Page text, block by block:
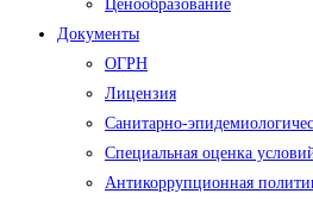
Ценообразование
Документы
ОГРН
Лицензия
Санитарно-
Специальная оценка
Антикоррупционная